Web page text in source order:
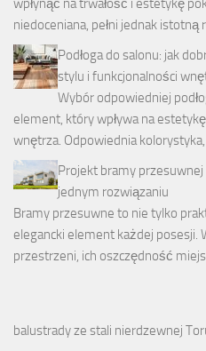
wpłynąć na trwałość i estetykę
niedoceniana, pełni jednak istotną
Podłoga do salonu: jak
stylu i funkcjonalności
Wybór odpowiedniej
element, który wpływa na
wnętrza. Odpowiednia
Projekt bramy
jednym rozwiązaniu
Bramy przesuwne to nie tylko
elegancki element każdej posesji.
przestrzeni, ich oszczędność
balustrady ze stali nierdzewnej